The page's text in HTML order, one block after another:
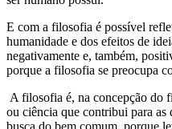
E com a filosofia é possível
humanidade e dos efeitos de
negativamente e, também,
porque a filosofia se preocupa
A filosofia é, na concepção do
ou ciência que contribui para as
busca do bem comum, porque